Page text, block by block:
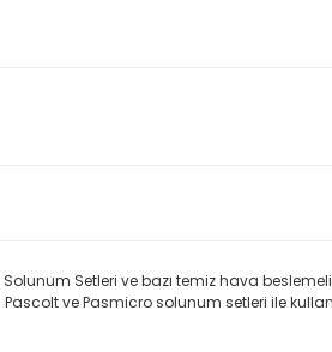
Solunum Setleri ve bazı temiz hava
ve Pasmicro solunum setleri ile